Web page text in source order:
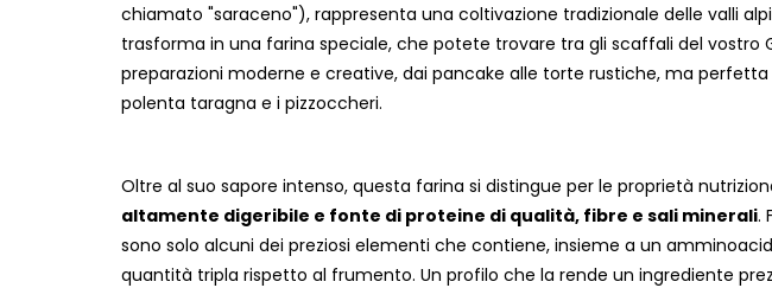
chiamato "saraceno"), rappresenta una coltivazione tradizionale delle valli
trasforma in una farina speciale, che potete trovare tra gli scaffali del vostro
preparazioni moderne e creative, dai pancake alle torte rustiche, ma
polenta taragna e i pizzoccheri.
Oltre al suo sapore intenso, questa farina si distingue per le proprietà
altamente digeribile e fonte di proteine di qualità, fibre e sali minerali.
sono solo alcuni dei preziosi elementi che contiene, insieme a un
quantità tripla rispetto al frumento. Un profilo che la rende un ingrediente